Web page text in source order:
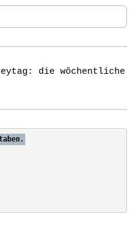
die wöchentliche